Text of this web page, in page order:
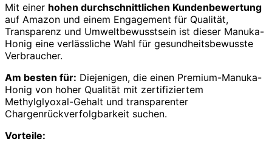
Mit einer hohen durchschnittlichen Kundenbewertung
auf Amazon und einem Engagement für Qualität,
Transparenz und Umweltbewusstsein ist dieser Manuka-
Honig eine verlässliche Wahl für gesundheitsbewusste
Verbraucher.
Am besten für: Diejenigen, die einen Premium-Manuka-
Honig von hoher Qualität mit zertifiziertem
Methylglyoxal-Gehalt und transparenter
Chargenrückverfolgbarkeit suchen.
Vorteile: